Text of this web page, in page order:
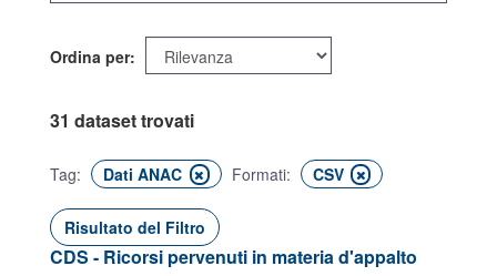
Ordina per
31 dataset trovati
Tag: Dati ANAC Formati: CSV
Risultato del Filtro
CDS - Ricorsi pervenuti in materia d'appalto